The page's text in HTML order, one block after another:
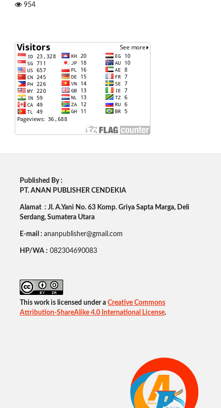
954
Published By :
PT. ANAN PUBLISHER CENDEKIA
Alamat : Jl. A.Yani No. 63 Komp. Griya Sapta Marga, Deli
Serdang, Sumatera Utara
E-mail : ananpublisher@gmail.com
HP/WA : 082304690083
This work is licensed under a Creative Commons
Attribution-ShareAlike 4.0 International License.